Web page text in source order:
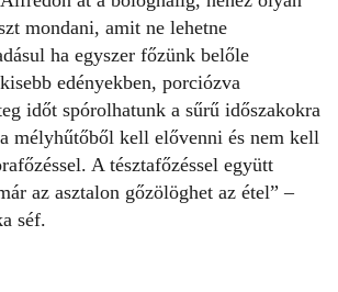
mondani, amit ne lehetne
ha egyszer főzünk belőle
edényekben, porciózva
időt spórolhatunk a sűrű időszakokra
mélyhűtőből kell elővenni és nem kell
A tésztafőzéssel együtt
az asztalon gőzölöghet az étel” –
séf.